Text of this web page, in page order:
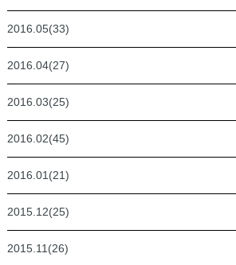
2016.05(33)
2016.04(27)
2016.03(25)
2016.02(45)
2016.01(21)
2015.12(25)
2015.11(26)